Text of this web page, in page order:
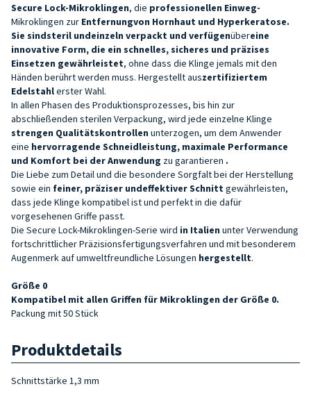
Secure Lock-Mikroklingen, die professionellen Einweg-
Mikroklingen zur Entfernungvon Hornhaut und Hyperkeratose.
Sie sindsteril undeinzeln verpackt und verfügenübereine
innovative Form, die ein schnelles, sicheres und präzises
Einsetzen gewährleistet, ohne dass die Klinge jemals mit den
Händen berührt werden muss. Hergestellt auszertifiziertem
Edelstahlerster Wahl.
In allen Phasen des Produktionsprozesses, bis hin zur
abschließenden sterilen Verpackung, wird jede einzelne Klinge
strengen Qualitätskontrollen unterzogen, um dem Anwender
eine hervorragende Schneidleistung, maximale Performance
und Komfort bei der Anwendung zu garantieren .
Die Liebe zum Detail und die besondere Sorgfalt bei der Herstellung
sowie ein feiner, präziser undeffektiverSchnitt gewährleisten,
dass jede Klinge kompatibel ist und perfekt in die dafür
vorgesehenen Griffe passt.
Die Secure Lock-Mikroklingen-Serie wird in Italien unter Verwendung
fortschrittlicher Präzisionsfertigungsverfahren und mit besonderem
Augenmerk auf umweltfreundliche Lösungen hergestellt.
Größe 0
Kompatibel mit allen Griffen für Mikroklingen der Größe 0.
Packung mit 50 Stück
Produktdetails
Schnittstärke 1,3 mm